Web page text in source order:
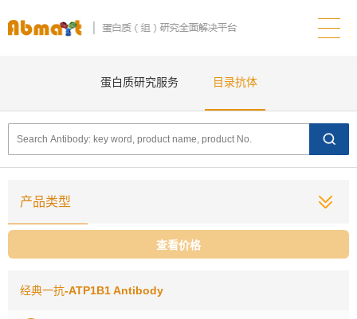
蛋白质研究服务 目录抗体
产品类型
查看价格
经典一抗-ATP1B1 Antibody